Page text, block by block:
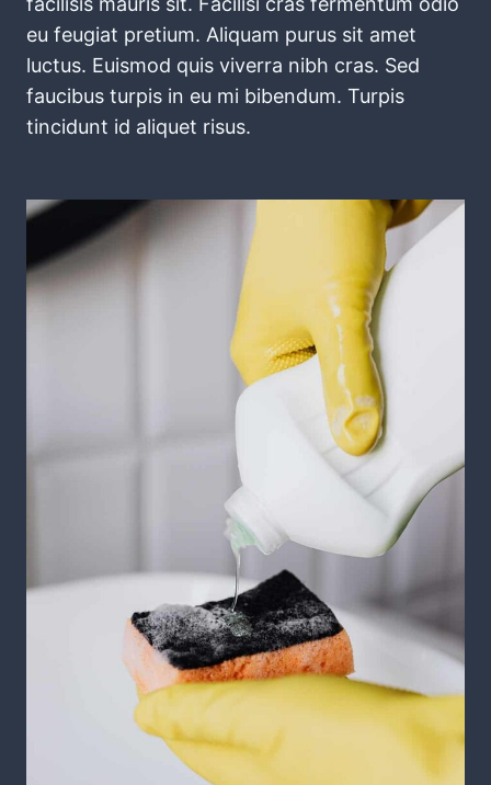
eu feugiat pretium. Aliquam purus sit amet
luctus. Euismod quis viverra nibh cras. Sed
faucibus turpis in eu mi bibendum. Turpis
tincidunt id aliquet risus.